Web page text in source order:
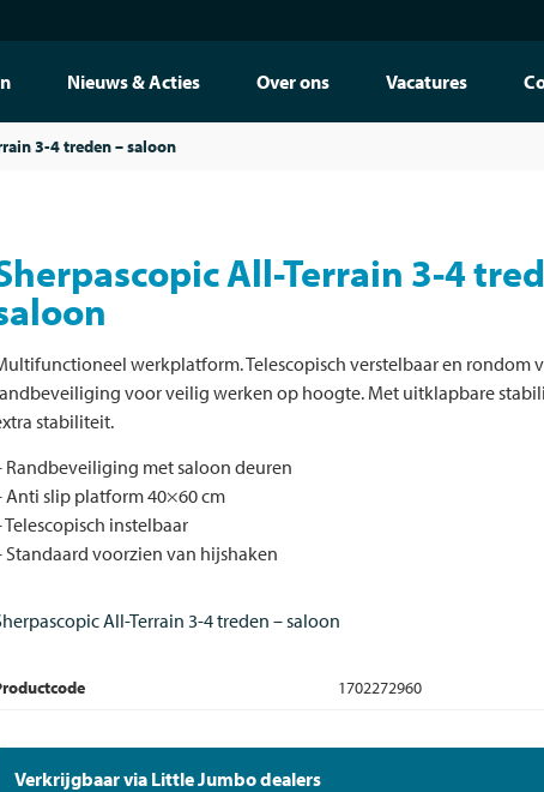
Nieuws & Acties Over ons Vacatures
3-4 treden – saloon
All-Terrain 3-4
werkplatform. Telescopisch verstelbaar en rondom
voor veilig werken op hoogte. Met uitklapbare
stabiliteit.
Randbeveiliging met saloon deuren
Anti slip platform 40×60 cm
Telescopisch instelbaar
Standaard voorzien van hijshaken
All-Terrain 3-4 treden – saloon
1702272960
Verkrijgbaar via Little Jumbo dealers